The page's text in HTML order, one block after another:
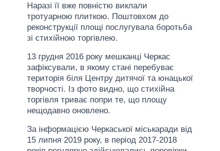
Наразі її вже повністю виклали
тротуарною плиткою. Поштовхом до
реконструкції площі послугувала боротьба
зі стихійною торгівлею.
13 грудня 2016 року мешканці Черкас
зафіксували, в якому стані перебуває
територія біля Центру дитячої та юнацької
творчості. Із фото видно, що стихійна
торгівля триває попри те, що площу
нещодавно оновлено.
За інформацією Черкаської міськаради від
15 липня 2019 року, в період 2017-2018